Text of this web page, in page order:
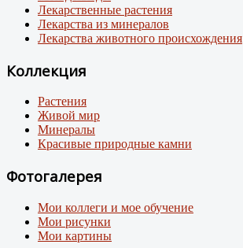
Лекарственные растения
Лекарства из минералов
Лекарства животного происхождения
Коллекция
Растения
Живой мир
Минералы
Красивые природные камни
Фотогалерея
Мои коллеги и мое обучение
Мои рисунки
Мои картины